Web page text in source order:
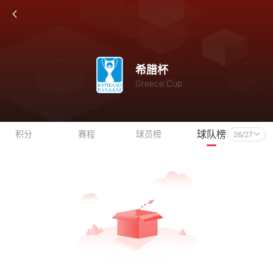
希腊杯
Greece Cup
积分 赛程 球员榜 球队榜 26/27